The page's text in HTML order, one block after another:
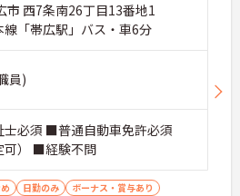
市 西7条南26丁目13番地1
線「帯広駅」バス・車6分
員)
必須 ■普通自動車免許必須
可） ■経験不問
日勤のみ
ボーナス・賞与あり